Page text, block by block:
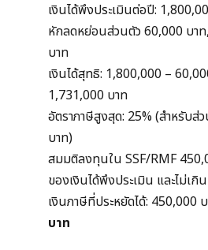
เงินได้พึงประเมินต่อปี:
หักลดหย่อนส่วนตัว 60,000 บา
บาท
เงินได้สุทธิ: 1,800,000 –
1,731,000 บาท
อัตราภาษีสูงสุด: 25% (สำหรับส่
บาท)
สมมติลงทุนใน SSF/RMF
ของเงินได้พึงประเมิน และไม่เ
เงินภาษีที่ประหยัดได้: 450,000
บาท